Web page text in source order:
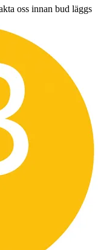
oss innan bud läggs
med spårbar frakt
så förbehåller vi oss